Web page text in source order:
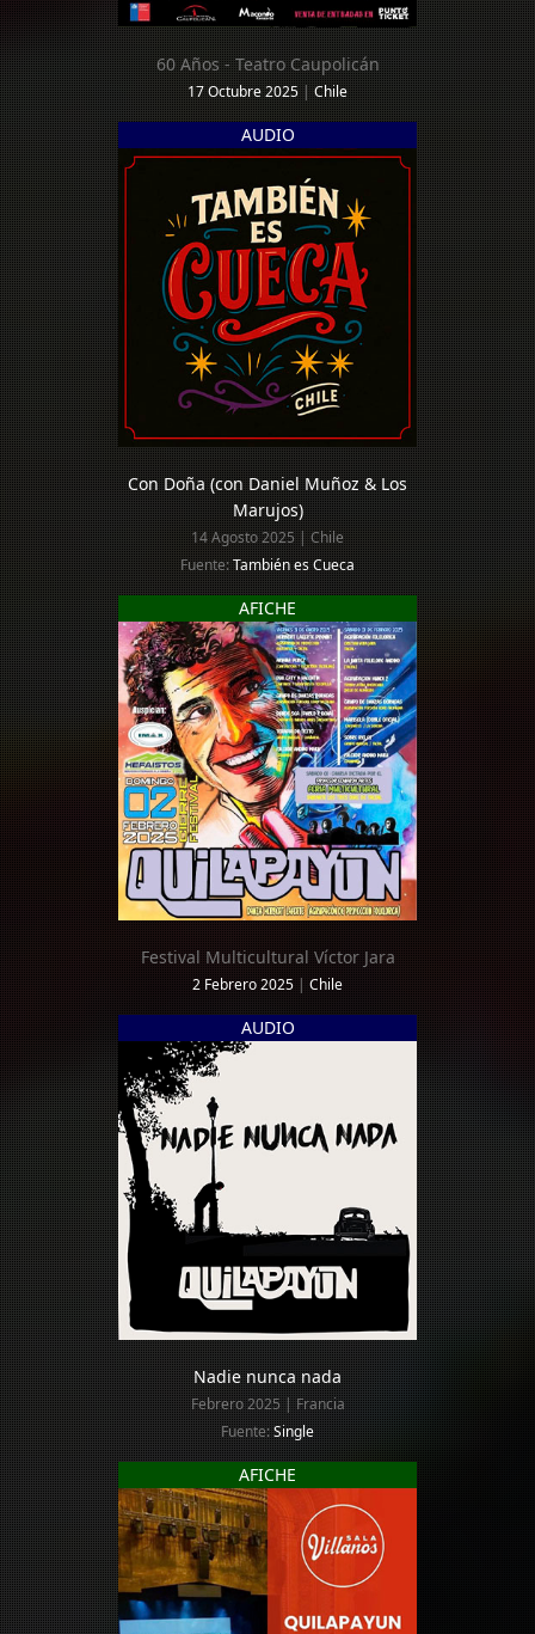
60 Años - Teatro Caupolicán
17 Octubre 2025 | Chile
AUDIO
Con Doña (con Daniel Muñoz & Los
Marujos)
14 Agosto 2025 | Chile
Fuente:También es Cueca
AFICHE
Festival Multicultural Víctor Jara
2 Febrero 2025 | Chile
AUDIO
Nadie nunca nada
Febrero 2025 | Francia
Fuente:Single
AFICHE